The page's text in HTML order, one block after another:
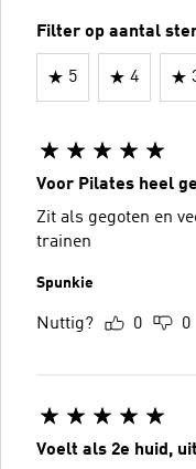
Filter op aantal
5 4
Voor Pilates heel
Zit als gegoten en
trainen
Spunkie
Nuttig? 0 0
Voelt als 2e huid,